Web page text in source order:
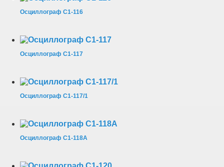
Осциллограф С1-116
Осциллограф С1-117
Осциллограф С1-117/1
Осциллограф С1-118А